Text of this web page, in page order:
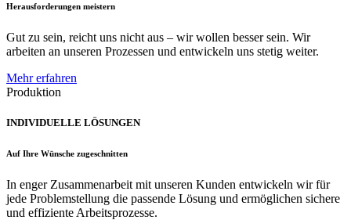
Herausforderungen meistern
Gut zu sein, reicht uns nicht aus – wir wollen besser sein. Wir
arbeiten an unseren Prozessen und entwickeln uns stetig weiter.
Mehr erfahren
Produktion
INDIVIDUELLE LÖSUNGEN
Auf Ihre Wünsche zugeschnitten
In enger Zusammenarbeit mit unseren Kunden entwickeln wir für
jede Problemstellung die passende Lösung und ermöglichen sichere
und effiziente Arbeitsprozesse.